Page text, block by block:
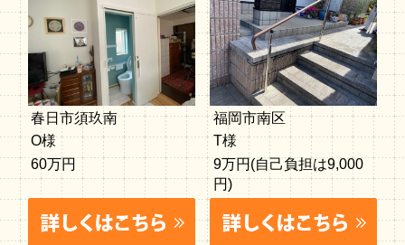
春日市須玖南
O様
60万円
福岡市南区
T様
9万円(自己負担は9,000
円)